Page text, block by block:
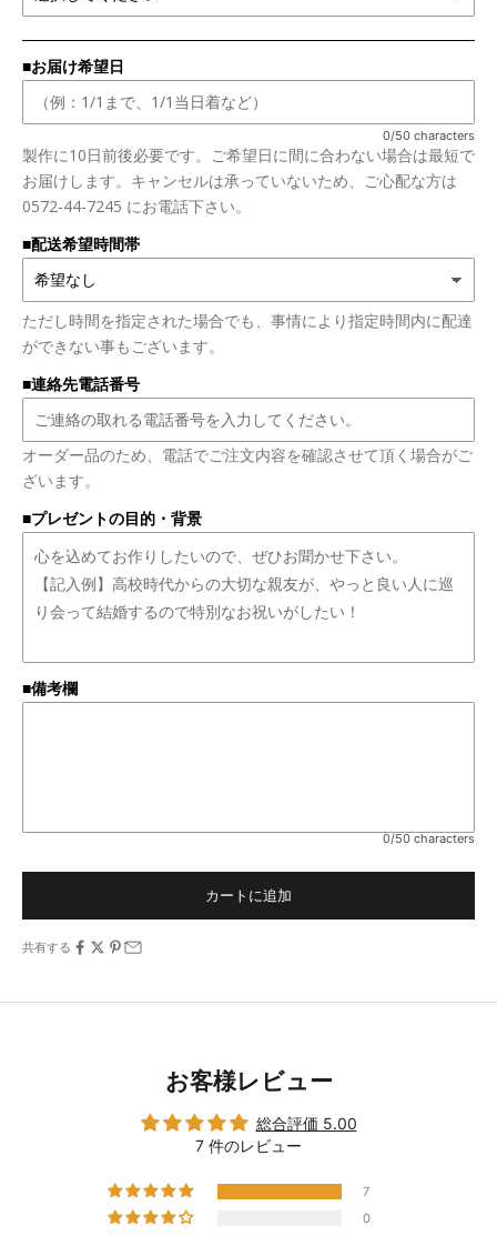
■お届け希望日
0/50 characters
製作に10日前後必要です。ご希望日に間に合わない場合は最短で
お届けします。キャンセルは承っていないため、ご心配な方は
0572-44-7245 にお電話下さい。
■配送希望時間帯
ただし時間を指定された場合でも、事情により指定時間内に配達
ができない事もございます。
■連絡先電話番号
オーダー品のため、電話でご注文内容を確認させて頂く場合がご
ざいます。
■プレゼントの目的・背景
■備考欄
0/50 characters
カートに追加
共有する
お客様レビュー
総合評価 5.00
7 件のレビュー
7
0